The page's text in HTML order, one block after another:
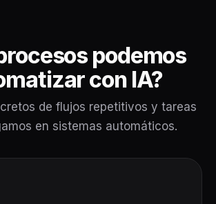
podemos
con IA?
de flujos repetitivos y tareas
en sistemas automáticos.